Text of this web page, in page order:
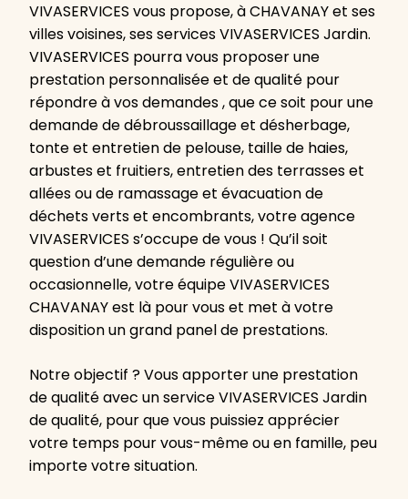
VIVASERVICES vous propose, à CHAVANAY et ses
villes voisines, ses services VIVASERVICES Jardin.
VIVASERVICES pourra vous proposer une
prestation personnalisée et de qualité pour
répondre à vos demandes , que ce soit pour une
demande de débroussaillage et désherbage,
tonte et entretien de pelouse, taille de haies,
arbustes et fruitiers, entretien des terrasses et
allées ou de ramassage et évacuation de
déchets verts et encombrants, votre agence
VIVASERVICES s’occupe de vous ! Qu’il soit
question d’une demande régulière ou
occasionnelle, votre équipe VIVASERVICES
CHAVANAY est là pour vous et met à votre
disposition un grand panel de prestations.
Notre objectif ? Vous apporter une prestation
de qualité avec un service VIVASERVICES Jardin
de qualité, pour que vous puissiez apprécier
votre temps pour vous-même ou en famille, peu
importe votre situation.